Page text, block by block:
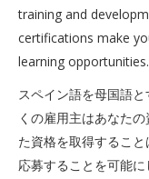
training and
certifications make
learning opportunities.
スペイン語を母国語
くの雇用主はあなた
た資格を取得するこ
応募することを可能